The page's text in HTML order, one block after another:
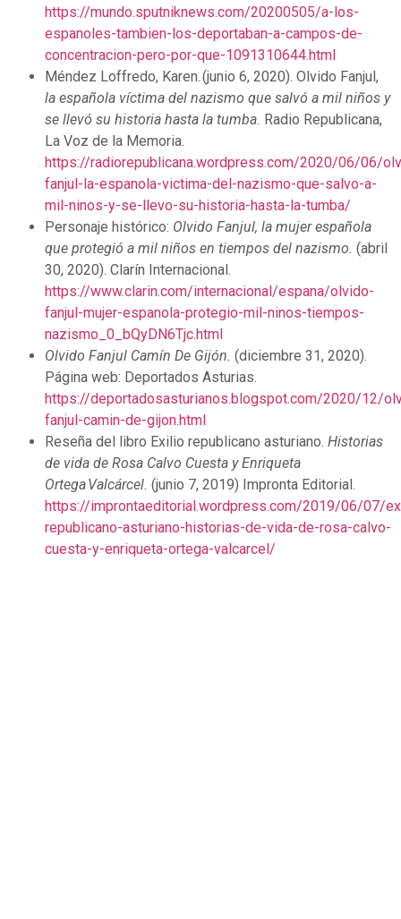
https://mundo.sputniknews.com/20200505/a-los-
espanoles-tambien-los-deportaban-a-campos-de-
concentracion-pero-por-que-1091310644.html
Méndez Loffredo, Karen. (junio 6, 2020). Olvido Fanjul,
la española víctima del nazismo que salvó a mil niños y
se llevó su historia hasta la tumba. Radio Republicana,
La Voz de la Memoria.
https://radiorepublicana.wordpress.com/2020/06/06/
fanjul-la-espanola-victima-del-nazismo-que-salvo-a-
mil-ninos-y-se-llevo-su-historia-hasta-la-tumba/
Personaje histórico: Olvido Fanjul, la mujer española
que protegió a mil niños en tiempos del nazismo. (abril
30, 2020). Clarín Internacional.
https://www.clarin.com/internacional/espana/olvido-
fanjul-mujer-espanola-protegio-mil-ninos-tiempos-
nazismo_0_bQyDN6Tjc.html
Olvido Fanjul Camín De Gijón. (diciembre 31, 2020).
Página web: Deportados Asturias.
https://deportadosasturianos.blogspot.com/2020/12/
fanjul-camin-de-gijon.html
Reseña del libro Exilio republicano asturiano. Historias
de vida de Rosa Calvo Cuesta y Enriqueta
Ortega Valcárcel. (junio 7, 2019) Impronta Editorial.
https://improntaeditorial.wordpress.com/2019/06/07/
republicano-asturiano-historias-de-vida-de-rosa-calvo-
cuesta-y-enriqueta-ortega-valcarcel/